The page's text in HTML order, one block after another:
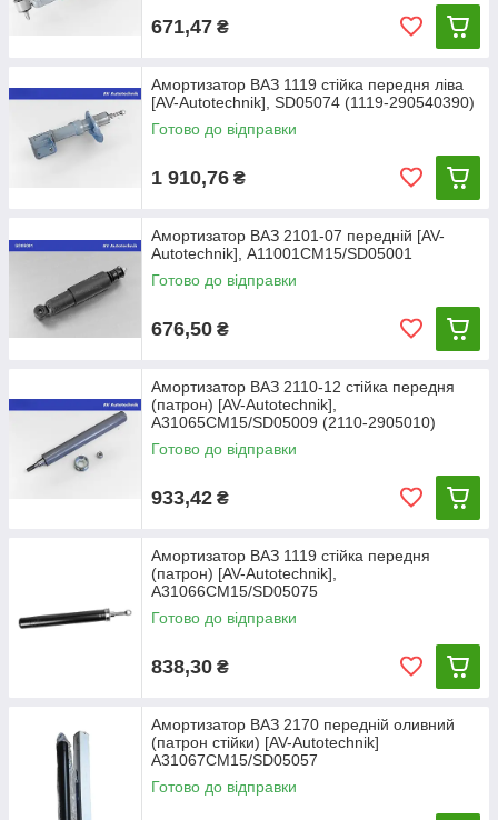
671,47 ₴
Амортизатор ВАЗ 1119 стійка передня ліва
[AV-Autotechnik], SD05074 (1119-290540390)
Готово до відправки
1 910,76 ₴
Амортизатор ВАЗ 2101-07 передній [AV-
Autotechnik], A11001CM15/SD05001
Готово до відправки
676,50 ₴
Амортизатор ВАЗ 2110-12 стійка передня
(патрон) [AV-Autotechnik],
A31065CM15/SD05009 (2110-2905010)
Готово до відправки
933,42 ₴
Амортизатор ВАЗ 1119 стійка передня
(патрон) [AV-Autotechnik],
A31066CM15/SD05075
Готово до відправки
838,30 ₴
Амортизатор ВАЗ 2170 передній оливний
(патрон стійки) [AV-Autotechnik]
A31067CM15/SD05057
Готово до відправки